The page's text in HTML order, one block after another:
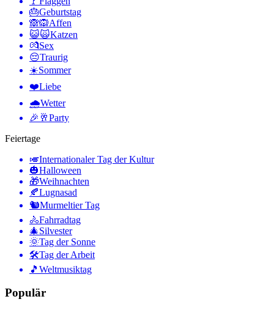
🎂Geburtstag
🙈🙉Affen
😺🙀Katzen
💏Sex
😔Traurig
☀️Sommer
❤️Liebe
🌧Wetter
🎉🥂Party
Feiertage
🎺Internationaler Tag der Kultur
🎃Halloween
🎁Weihnachten
🍂Lugnasad
🐿Murmeltier Tag
🚴Fahrradtag
🎄Silvester
🌞Tag der Sonne
🛠Tag der Arbeit
🎵 Weltmusiktag
Populär